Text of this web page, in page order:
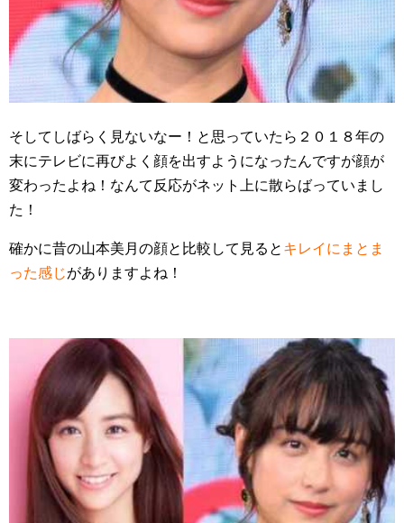
そしてしばらく見ないなー！と思っていたら２０１８年の
末にテレビに再びよく顔を出すようになったんですが顔が
変わったよね！なんて反応がネット上に散らばっていまし
た！
確かに昔の山本美月の顔と比較して見ると キレイにまとま
った感じがありますよね！